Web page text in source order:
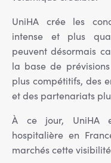
UniHA crée les
intense et plus
peuvent désormais
la base de
plus compétitifs, des
et des partenariats
À ce jour, UniHA
hospitalière en
marchés cette